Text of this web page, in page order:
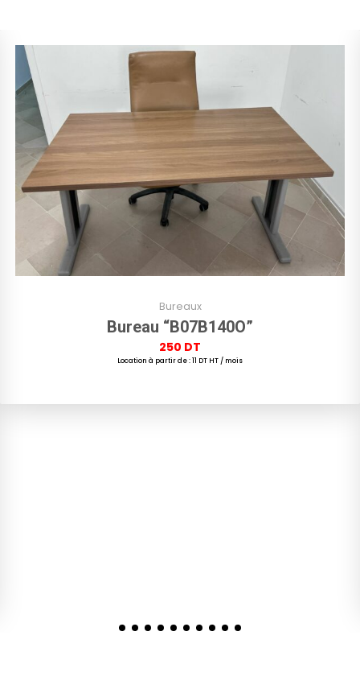
Bureaux
Bureau “B07B140O”
250 DT
Location à partir de : 11 DT HT / mois